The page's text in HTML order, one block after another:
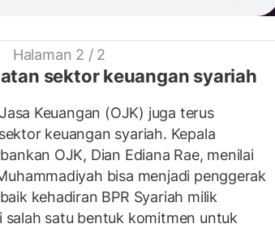
Halaman 2 / 2
sektor keuangan syariah
Keuangan (OJK) juga terus
keuangan syariah. Kepala
OJK, Dian Ediana Rae, menilai
bisa menjadi penggerak
kehadiran BPR Syariah milik
salah satu bentuk komitmen untuk